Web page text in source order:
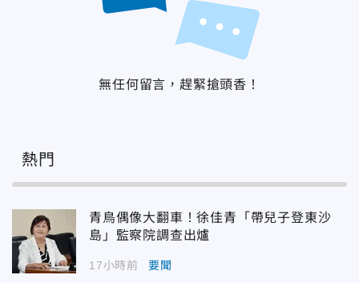
無任何留言，趕緊搶頭香！
熱門
青鳥偶像大翻車！徐佳青「帶兒子登東沙
島」監察院調查出爐
17小時前 要聞